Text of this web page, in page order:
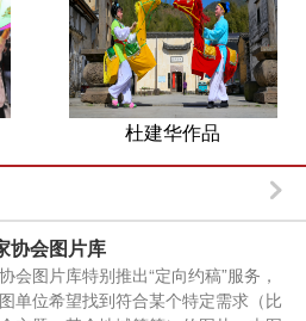
杜建华作品
协会图片库
会图片库特别推出“定向约稿”服务，
单位希望找到符合某个特定需求（比